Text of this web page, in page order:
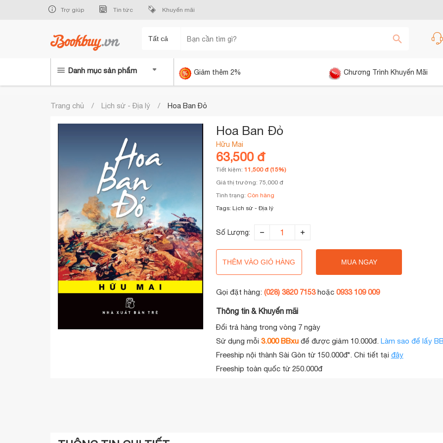
Trợ giúp Tin tức Khuyến mãi
Tất cả
Danh mục sản phẩm Giảm thêm 2% Chương Trình Khuyến Mãi
Trang chủ Lịch sử - Địa lý Hoa Ban Đỏ
Hoa Ban Đỏ
Hữu Mai
63,500 đ
Tiết kiệm: 11,500 đ (15%)
Giá thị trường: 75,000 đ
Tình trạng: Còn hàng
Tags: Lịch sử - Địa lý
Số Lượng:
THÊM VÀO GIỎ HÀNG MUA NGAY
Gọi đặt hàng: (028) 3820 7153hoặc 0933 109 009
Thông tin & Khuyến mãi
Đổi trả hàng trong vòng 7 ngày
Sử dụng mỗi 3.000 BBxu để được giảm 10.000đ. Làm sao để lấy
Freeship nội thành Sài Gòn từ 150.000đ*. Chi tiết tại đây
Freeship toàn quốc từ 250.000đ